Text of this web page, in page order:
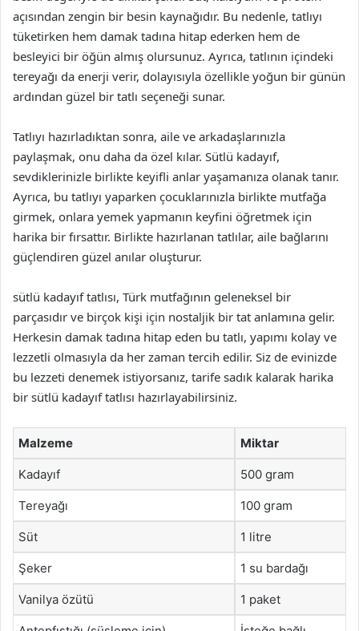
açısından zengin bir besin kaynağıdır. Bu nedenle, tatlıyı
tüketirken hem damak tadına hitap ederken hem de
besleyici bir öğün almış olursunuz. Ayrıca, tatlının içindeki
tereyağı da enerji verir, dolayısıyla özellikle yoğun bir günün
ardından güzel bir tatlı seçeneği sunar.
Tatlıyı hazırladıktan sonra, aile ve arkadaşlarınızla
paylaşmak, onu daha da özel kılar. Sütlü kadayıf,
sevdiklerinizle birlikte keyifli anlar yaşamanıza olanak tanır.
Ayrıca, bu tatlıyı yaparken çocuklarınızla birlikte mutfağa
girmek, onlara yemek yapmanın keyfini öğretmek için
harika bir fırsattır. Birlikte hazırlanan tatlılar, aile bağlarını
güçlendiren güzel anılar oluşturur.
sütlü kadayıf tatlısı, Türk mutfağının geleneksel bir
parçasıdır ve birçok kişi için nostaljik bir tat anlamına gelir.
Herkesin damak tadına hitap eden bu tatlı, yapımı kolay ve
lezzetli olmasıyla da her zaman tercih edilir. Siz de evinizde
bu lezzeti denemek istiyorsanız, tarife sadık kalarak harika
bir sütlü kadayıf tatlısı hazırlayabilirsiniz.
Malzeme Miktar
Kadayıf 500 gram
Tereyağı 100 gram
Süt 1 litre
Şeker 1 su bardağı
Vanilya özütü 1 paket